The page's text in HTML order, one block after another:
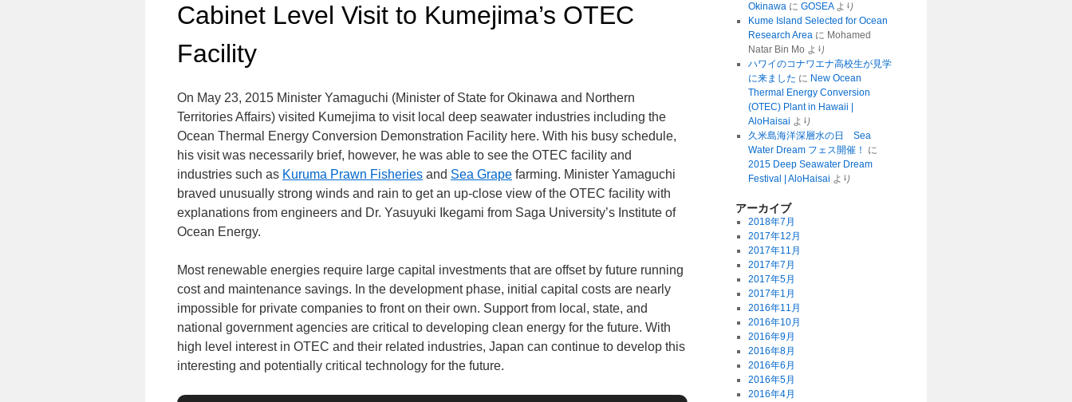
Cabinet Level Visit to Kumejima’s OTEC
Facility
On May 23, 2015 Minister Yamaguchi (Minister of State for Okinawa and Northern
Territories Affairs) visited Kumejima to visit local deep seawater industries including the
Ocean Thermal Energy Conversion Demonstration Facility here. With his busy schedule,
his visit was necessarily brief, however, he was able to see the OTEC facility and
industries such as Kuruma Prawn Fisheries and Sea Grape farming. Minister Yamaguchi
braved unusually strong winds and rain to get an up-close view of the OTEC facility with
explanations from engineers and Dr. Yasuyuki Ikegami from Saga University’s Institute of
Ocean Energy.
Most renewable energies require large capital investments that are offset by future running
cost and maintenance savings. In the development phase, initial capital costs are nearly
impossible for private companies to front on their own. Support from local, state, and
national government agencies are critical to developing clean energy for the future. With
high level interest in OTEC and their related industries, Japan can continue to develop this
interesting and potentially critical technology for the future.
Okinawaに GOSEAより
Kume Island Selected for Ocean
Research Areaに Mohamed
Natar Bin Mo より
ハワイのコナワエナ高校生が見学
に来ました に New Ocean
Thermal Energy Conversion
(OTEC) Plant in Hawaii |
AloHaisai より
久米島海洋深層水の日 Sea
Water Dream フェス開催！
に
2015 Deep Seawater Dream
Festival | AloHaisai より
アーカイブ
2018年7月
2017年12月
2017年11月
2017年7月
2017年5月
2017年1月
2016年11月
2016年10月
2016年9月
2016年8月
2016年6月
2016年5月
2016年4月